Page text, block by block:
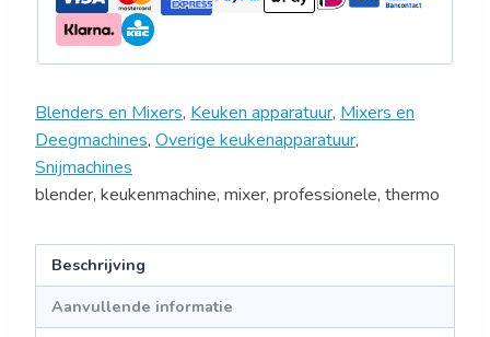
Blenders en Mixers, Keuken apparatuur, Mixers en
Deegmachines, Overige keukenapparatuur,
Snijmachines
blender, keukenmachine, mixer, professionele, thermo
Beschrijving
Aanvullende informatie